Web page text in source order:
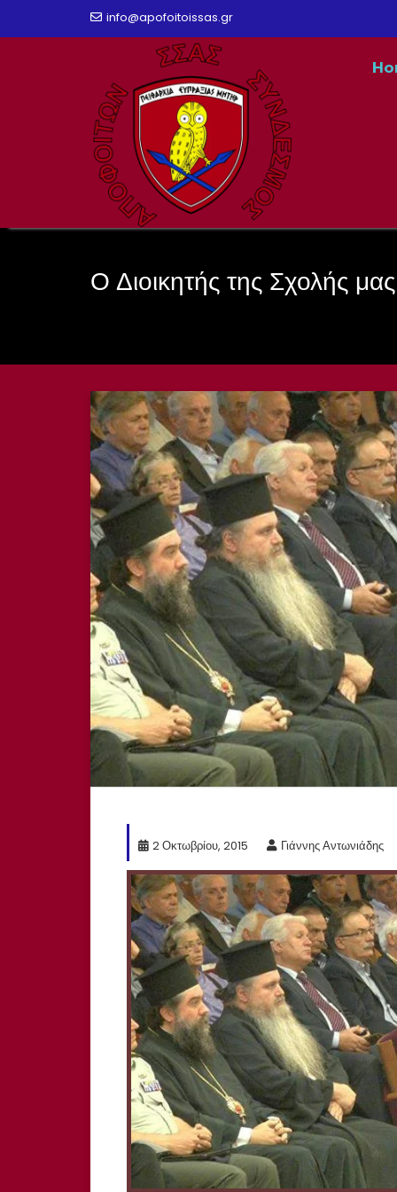
info@apofoitoissas.gr
Ο Διοικητής της Σχολής
2 Οκτωβρίου, 2015 Γιάννης Αντωνιάδης